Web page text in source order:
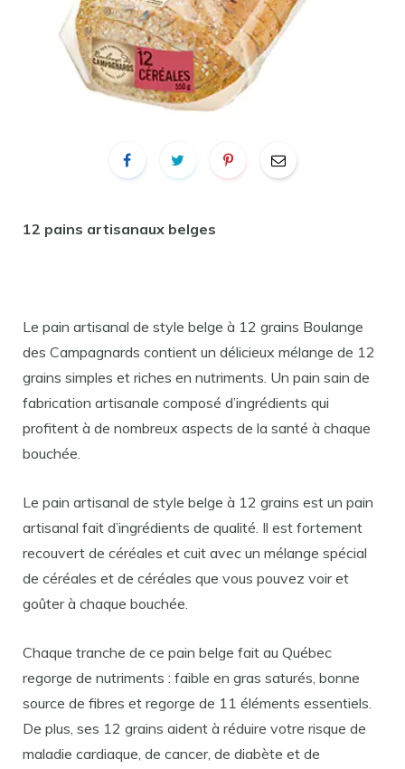
12 pains artisanaux belges
Le pain artisanal de style belge à 12 grains Boulange
des Campagnards contient un délicieux mélange de 12
grains simples et riches en nutriments. Un pain sain de
fabrication artisanale composé d’ingrédients qui
profitent à de nombreux aspects de la santé à chaque
bouchée.
Le pain artisanal de style belge à 12 grains est un pain
artisanal fait d’ingrédients de qualité. Il est fortement
recouvert de céréales et cuit avec un mélange spécial
de céréales et de céréales que vous pouvez voir et
goûter à chaque bouchée.
Chaque tranche de ce pain belge fait au Québec
regorge de nutriments : faible en gras saturés, bonne
source de fibres et regorge de 11 éléments essentiels.
De plus, ses 12 grains aident à réduire votre risque de
maladie cardiaque, de cancer, de diabète et de